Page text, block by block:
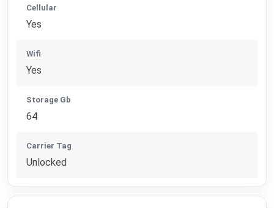
Cellular
Yes
Wifi
Yes
Storage Gb
64
Carrier Tag
Unlocked